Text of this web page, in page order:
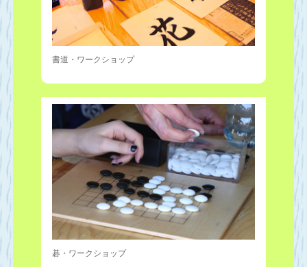
書道・ワークショップ
碁・ワークショップ